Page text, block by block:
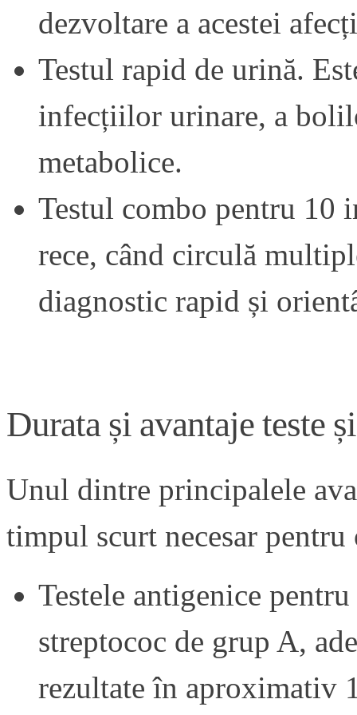
dezvoltare a acestei
Testul rapid de urină.
infecțiilor urinare, a
metabolice.
Testul combo pentru 10
rece, când circulă
diagnostic rapid și
Durata și avantajeteste
Unul dintre principalele
timpul scurt necesar
Testele antigenice
streptococ de grup A,
rezultate în aproximativ